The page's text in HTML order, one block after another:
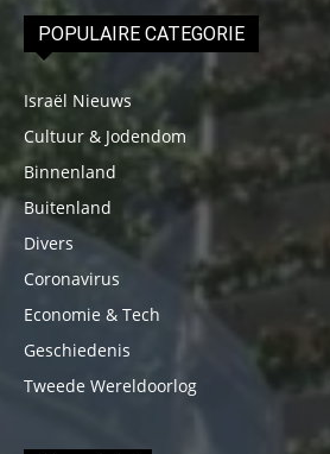
POPULAIRE CATEGORIE
Israël Nieuws
Cultuur & Jodendom
Binnenland
Buitenland
Divers
Coronavirus
Economie & Tech
Geschiedenis
Tweede Wereldoorlog